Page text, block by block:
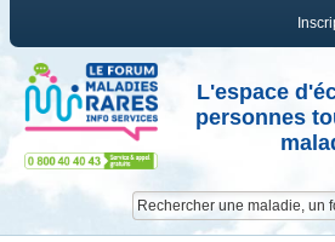
L'espace
personnes